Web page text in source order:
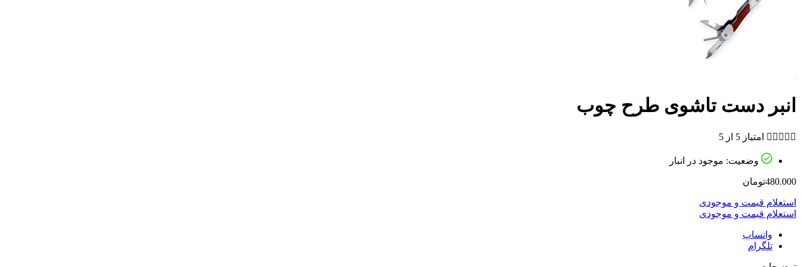
انبر دست تاشوی طرح چوب
     امتیاز 5 از 5
وضعیت: موجود در انبار
480.000تومان
استعلام قیمت و موجودی
استعلام قیمت و موجودی
واتساپ
تلگرام